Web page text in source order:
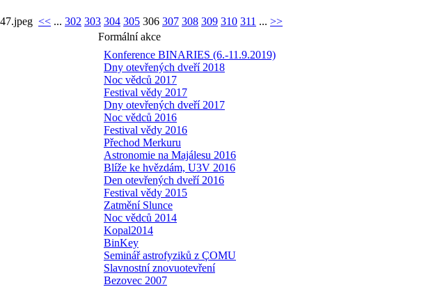
<< ... 302 303 304 305 306 307 308 309 310 311 ... >>
Formální akce
Konference BINARIES (6.-11.9.2019)
Dny otevřených dveří 2018
Noc vědců 2017
Festival vědy 2017
Dny otevřených dveří 2017
Noc vědců 2016
Festival vědy 2016
Přechod Merkuru
Astronomie na Majálesu 2016
Blíže ke hvězdám, U3V 2016
Den otevřených dveří 2016
Festival vědy 2015
Zatmění Slunce
Noc vědců 2014
Kopal2014
BinKey
Seminář astrofyziků z ÇOMU
Slavnostní znovuotevření
Bezovec 2007